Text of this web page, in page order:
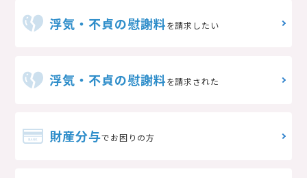
浮気・不貞の慰謝料を請求したい
浮気・不貞の慰謝料を請求された
財産分与でお困りの方